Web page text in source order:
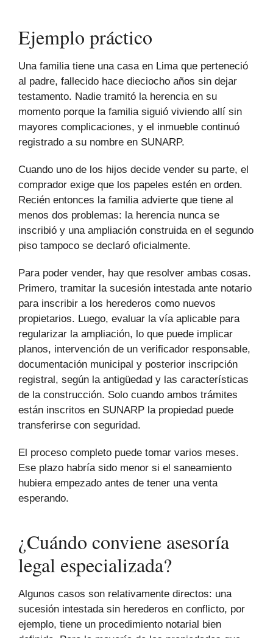
Ejemplo práctico
Una familia tiene una casa en Lima que perteneció
al padre, fallecido hace dieciocho años sin dejar
testamento. Nadie tramitó la herencia en su
momento porque la familia siguió viviendo allí sin
mayores complicaciones, y el inmueble continuó
registrado a su nombre en SUNARP.
Cuando uno de los hijos decide vender su parte, el
comprador exige que los papeles estén en orden.
Recién entonces la familia advierte que tiene al
menos dos problemas: la herencia nunca se
inscribió y una ampliación construida en el segundo
piso tampoco se declaró oficialmente.
Para poder vender, hay que resolver ambas cosas.
Primero, tramitar la sucesión intestada ante notario
para inscribir a los herederos como nuevos
propietarios. Luego, evaluar la vía aplicable para
regularizar la ampliación, lo que puede implicar
planos, intervención de un verificador responsable,
documentación municipal y posterior inscripción
registral, según la antigüedad y las características
de la construcción. Solo cuando ambos trámites
están inscritos en SUNARP la propiedad puede
transferirse con seguridad.
El proceso completo puede tomar varios meses.
Ese plazo habría sido menor si el saneamiento
hubiera empezado antes de tener una venta
esperando.
¿Cuándo conviene asesoría
legal especializada?
Algunos casos son relativamente directos: una
sucesión intestada sin herederos en conflicto, por
ejemplo, tiene un procedimiento notarial bien